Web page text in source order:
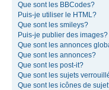
Que sont les BBCodes?
Puis-je utiliser le HTML?
Que sont les smileys?
Puis-je publier des images?
Que sont les annonces
Que sont les annonces?
Que sont les post-it?
Que sont les sujets
Que sont les icônes de